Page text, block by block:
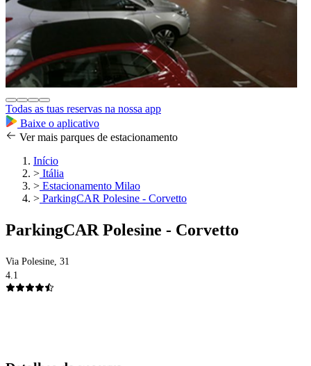
Todas as tuas reservas na nossa app
Baixe o aplicativo
Ver mais parques de estacionamento
Início
> Itália
> Estacionamento Milao
> ParkingCAR Polesine - Corvetto
ParkingCAR Polesine - Corvetto
Via Polesine, 31
4.1